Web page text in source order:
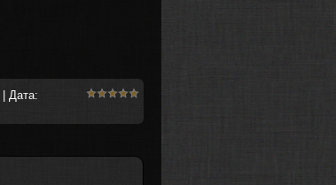
| Дата: